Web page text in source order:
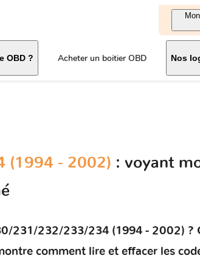
OBD ? Acheter un boitier OBD Nos
(1994 - 2002) : voyant
231/232/233/234 (1994 - 2002) ?
comment lire et effacer les